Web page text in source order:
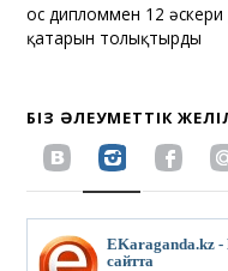
Қос дипломмен 12
қатарын толықтырды
БІЗ ӘЛЕУМЕТТІК
EKaraganda.kz -
сайтта